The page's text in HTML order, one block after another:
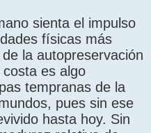
sienta el impulso
físicas más
la autopreservación
es algo
tempranas de la
pues sin ese
hasta hoy. Sin